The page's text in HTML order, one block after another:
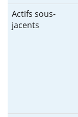
Actifs sous-
jacents